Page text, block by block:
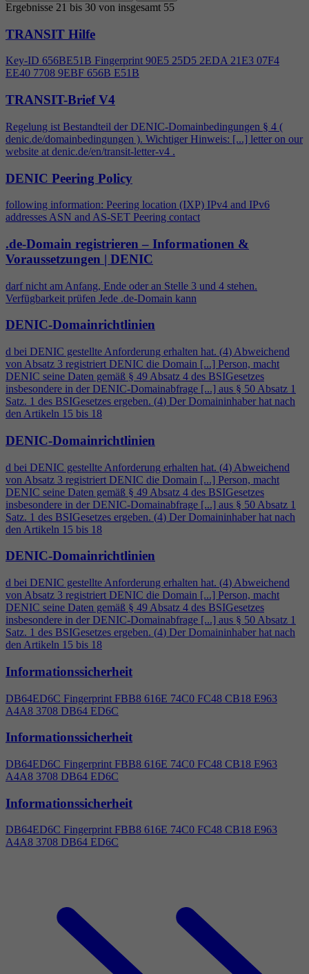
Ergebnisse 21 bis 30 von insgesamt 55
TRANSIT Hilfe
Key-ID 656BE51B Fingerprint 90E5 25D5 2EDA 21E3 07F4
EE40 7708 9EBF 656B E51B
TRANSIT-Brief V4
Regelung ist Bestandteil der DENIC-Domainbedingungen § 4 (
denic.de/domainbedingungen ). Wichtiger Hinweis: [...] letter on our
website at denic.de/en/transit-letter-v4 .
DENIC Peering Policy
following information: Peering location (IXP) IPv4 and IPv6
addresses ASN and AS-SET Peering contact
.de-Domain registrieren – Informationen &
Voraussetzungen | DENIC
darf nicht am Anfang, Ende oder an Stelle 3 und 4 stehen.
Verfügbarkeit prüfen Jede .de-Domain kann
DENIC-Domainrichtlinien
d bei DENIC gestellte Anforderung erhalten hat. (4) Abweichend
von Absatz 3 registriert DENIC die Domain [...] Person, macht
DENIC seine Daten gemäß § 49 Absatz 4 des BSIGesetzes
insbesondere in der DENIC-Domainabfrage [...] aus § 50 Absatz 1
Satz. 1 des BSIGesetzes ergeben. (4) Der Domaininhaber hat nach
den Artikeln 15 bis 18
DENIC-Domainrichtlinien
d bei DENIC gestellte Anforderung erhalten hat. (4) Abweichend
von Absatz 3 registriert DENIC die Domain [...] Person, macht
DENIC seine Daten gemäß § 49 Absatz 4 des BSIGesetzes
insbesondere in der DENIC-Domainabfrage [...] aus § 50 Absatz 1
Satz. 1 des BSIGesetzes ergeben. (4) Der Domaininhaber hat nach
den Artikeln 15 bis 18
DENIC-Domainrichtlinien
d bei DENIC gestellte Anforderung erhalten hat. (4) Abweichend
von Absatz 3 registriert DENIC die Domain [...] Person, macht
DENIC seine Daten gemäß § 49 Absatz 4 des BSIGesetzes
insbesondere in der DENIC-Domainabfrage [...] aus § 50 Absatz 1
Satz. 1 des BSIGesetzes ergeben. (4) Der Domaininhaber hat nach
den Artikeln 15 bis 18
Informationssicherheit
DB64ED6C Fingerprint FBB8 616E 74C0 FC48 CB18 E963
A4A8 3708 DB64 ED6C
Informationssicherheit
DB64ED6C Fingerprint FBB8 616E 74C0 FC48 CB18 E963
A4A8 3708 DB64 ED6C
Informationssicherheit
DB64ED6C Fingerprint FBB8 616E 74C0 FC48 CB18 E963
A4A8 3708 DB64 ED6C